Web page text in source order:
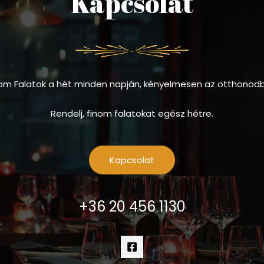
Falatok a hét minden napján, kényelmesen az
Rendelj, finom falatokat egész hétre.
Kapcsolat
+36 20 456 1130